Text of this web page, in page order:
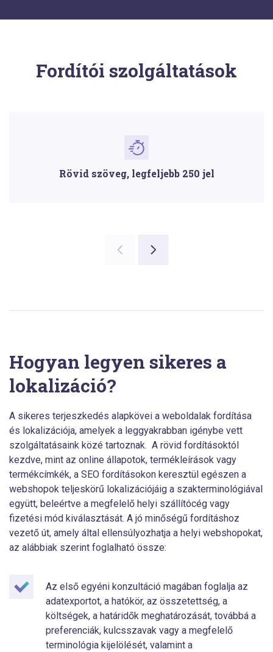
Fordítói szolgáltatások
Rövid szöveg, legfeljebb 250 jel
Hogyan legyen sikeres a
lokalizáció?
A sikeres terjeszkedés alapkövei a weboldalak fordítása
és lokalizációja, amelyek a leggyakrabban igénybe vett
szolgáltatásaink közé tartoznak. A rövid fordításoktól
kezdve, mint az online állapotok, termékleírások vagy
termékcímkék, a SEO fordításokon keresztül egészen a
webshopok teljeskörű lokalizációjáig a szakterminológiával
együtt, beleértve a megfelelő helyi szállítócég vagy
fizetési mód kiválasztását. A jó minőségű fordításhoz
vezető út, amely által ellensúlyozhatja a helyi webshopokat,
az alábbiak szerint foglalható össze:
Az első egyéni konzultáció magában foglalja az
adatexportot, a hatókör, az összetettség, a
költségek, a határidők meghatározását, továbbá a
preferenciák, kulcsszavak vagy a megfelelő
terminológia kijelölését, valamint a